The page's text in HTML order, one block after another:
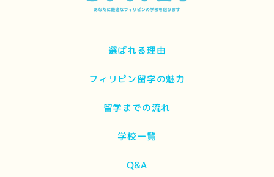
選ばれる理由
フィリピン留学の魅力
留学までの流れ
学校一覧
Q&A